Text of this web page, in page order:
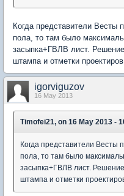
Когда представители Весты
пола, то там было
засыпка+ГВЛВ лист.
штампа и отметки
igorviguzov
16 May 2013
Timofei21, on 16 May 2013 -
Когда представители Весты
пола, то там было
засыпка+ГВЛВ лист.
штампа и отметки